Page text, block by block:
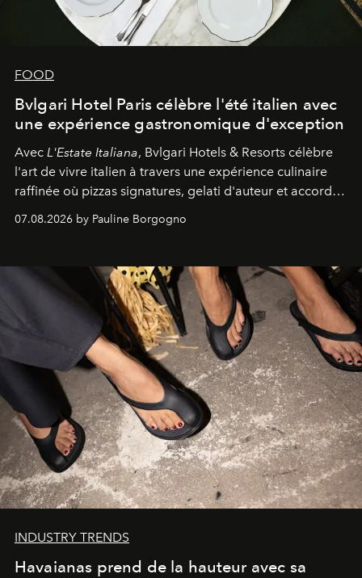
FOOD
Bvlgari Hotel Paris célèbre l'été italien avec
une expérience gastronomique d'exception
Avec L'Estate Italiana, Bvlgari Hotels & Resorts célèbre
l'art de vivre italien à travers une expérience culinaire
raffinée où pizzas signatures, gelati d'auteur et accords
07.08.2026 by Pauline Borgogno
INDUSTRY TRENDS
Havaianas prend de la hauteur avec sa